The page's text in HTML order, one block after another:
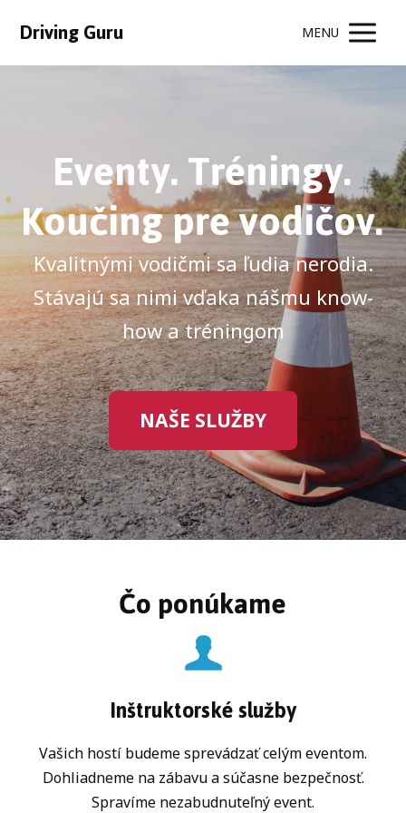
Driving Guru MENU
Eventy. Tréningy.
Koučing pre vodičov.
Kvalitnými vodičmi sa ľudia nerodia.
Stávajú sa nimi vďaka nášmu know-
how a tréningom
NAŠE SLUŽBY
Čo ponúkame
Inštruktorské služby
Vašich hostí budeme sprevádzať celým eventom.
Dohliadneme na zábavu a súčasne bezpečnosť.
Spravíme nezabudnuteľný event.